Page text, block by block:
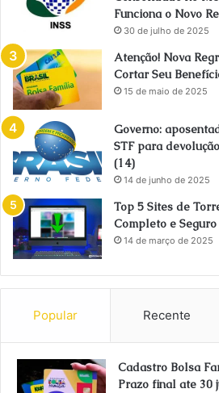
Funciona o Novo
30 de julho de 2025
Atenção! Nova
Cortar Seu
15 de maio de 2025
Governo:
STF para
(14)
14 de junho de 2025
Top 5 Sites de
Completo e Seguro
14 de março de 2025
Popular Recente
Cadastro Bolsa
Prazo final ate 30